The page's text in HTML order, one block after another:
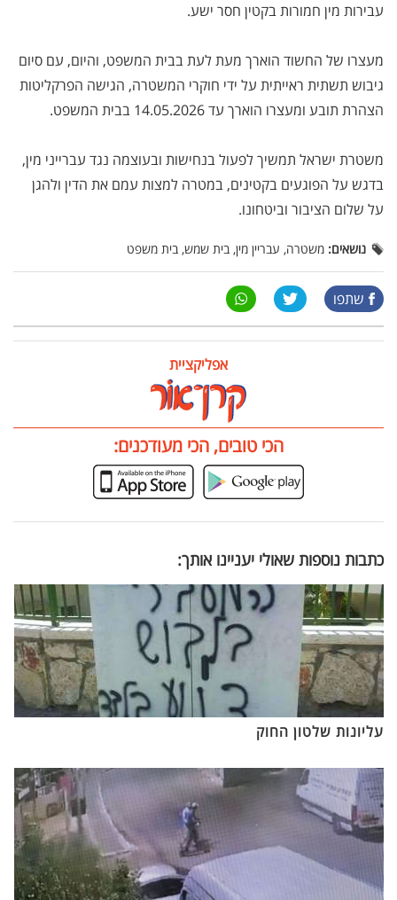
עבירות מין חמורות בקטין חסר ישע.
​מעצרו של החשוד הוארך מעת לעת בבית המשפט, והיום, עם סיום
גיבוש תשתית ראייתית על ידי חוקרי המשטרה, הגישה הפרקליטות
הצהרת תובע ומעצרו הוארך עד 14.05.2026 בבית המשפט.
​משטרת ישראל תמשיך לפעול בנחישות ובעוצמה נגד עברייני מין,
בדגש על הפוגעים בקטינים, במטרה למצות עמם את הדין ולהגן
על שלום הציבור וביטחונו.
נושאים: משטרה, עבריין מין, בית שמש, בית משפט
שתפו
אפליקציית
הכי טובים, הכי מעודכנים:
כתבות נוספות שאולי יעניינו אותך:
עליונות שלטון החוק